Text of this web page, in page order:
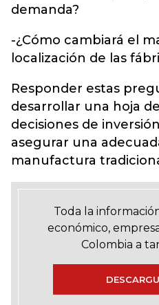
demanda?
-¿Cómo cambiará el
localización de las
Responder estas
desarrollar una hoja
decisiones de
asegurar una
manufactura
Toda la
económico,
Colombia a